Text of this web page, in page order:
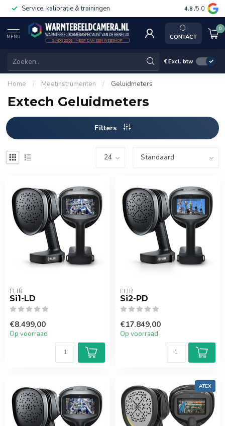
Service, kalibratie & trainingen 4.8 /5.0
MENU CONTACT
0
€Excl. btw
Home / Meetinstrumenten / Geluidmeters
Extech Geluidmeters
Filters
FLIR
Si1-LD
€8.499,00
Op voorraad
FLIR
Si2-PD
€17.849,00
Op voorraad
ATEX